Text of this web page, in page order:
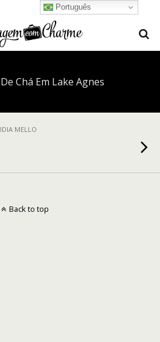
Chá Em Lake Agnes
MELLO
Português
Back to top